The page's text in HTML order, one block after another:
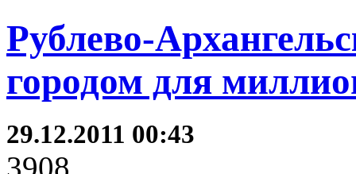
Рублево-
городом для
29.12.2011 00:43
3908